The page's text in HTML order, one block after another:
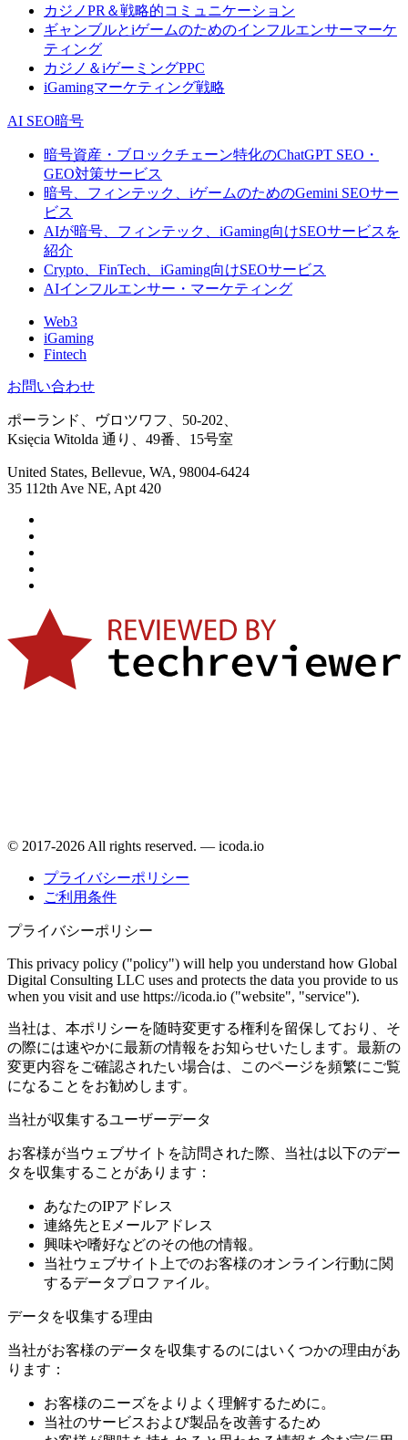
カジノPR＆戦略的コミュニケーション
ギャンブルとiゲームのためのインフルエンサーマーケ
ティング
カジノ＆iゲーミングPPC
iGamingマーケティング戦略
AI SEO暗号
暗号資産・ブロックチェーン特化のChatGPT SEO・
GEO対策サービス
暗号、フィンテック、iゲームのためのGemini SEOサー
ビス
AIが暗号、フィンテック、iGaming向けSEOサービスを
紹介
Crypto、FinTech、iGaming向けSEOサービス
AIインフルエンサー・マーケティング
Web3
iGaming
Fintech
お問い合わせ
ポーランド、ヴロツワフ、50-202、
Księcia Witolda 通り、49番、15号室
United States, Bellevue, WA, 98004-6424
35 112th Ave NE, Apt 420
© 2017-2026 All rights reserved. — icoda.io
プライバシーポリシー
ご利用条件
プライバシーポリシー
This privacy policy ("policy") will help you understand how Global
Digital Consulting LLC uses and protects the data you provide to us
when you visit and use https://icoda.io ("website", "service").
当社は、本ポリシーを随時変更する権利を留保しており、そ
の際には速やかに最新の情報をお知らせいたします。最新の
変更内容をご確認されたい場合は、このページを頻繁にご覧
になることをお勧めします。
当社が収集するユーザーデータ
お客様が当ウェブサイトを訪問された際、当社は以下のデー
タを収集することがあります：
あなたのIPアドレス
連絡先とEメールアドレス
興味や嗜好などのその他の情報。
当社ウェブサイト上でのお客様のオンライン行動に関
するデータプロファイル。
データを収集する理由
当社がお客様のデータを収集するのにはいくつかの理由があ
ります：
お客様のニーズをよりよく理解するために。
当社のサービスおよび製品を改善するため